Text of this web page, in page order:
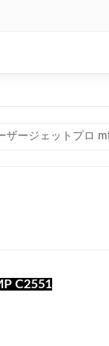
ザージェットプロ
C2551